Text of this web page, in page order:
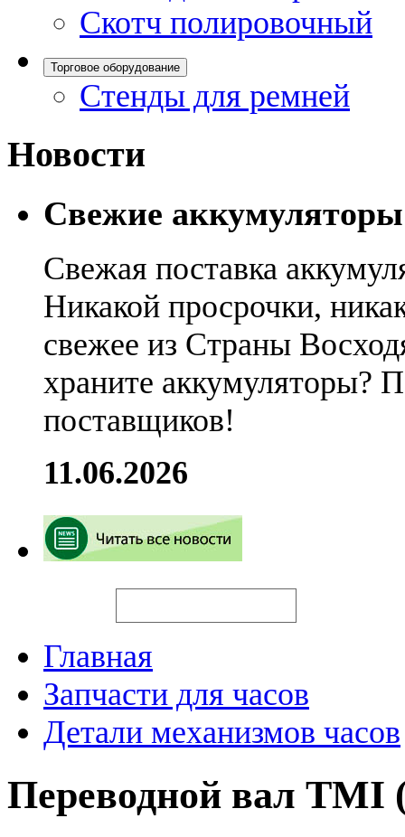
Скотч полировочный
Торговое оборудование
Стенды для ремней
Новости
Свежие
Свежая поставка
Никакой просрочки,
свежее из Страны
храните аккумуляторы?
поставщиков!
11.06.2026
Главная
Запчасти для часов
Детали механизмов часов
Переводной вал TMI